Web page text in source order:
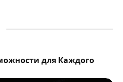
для Каждого